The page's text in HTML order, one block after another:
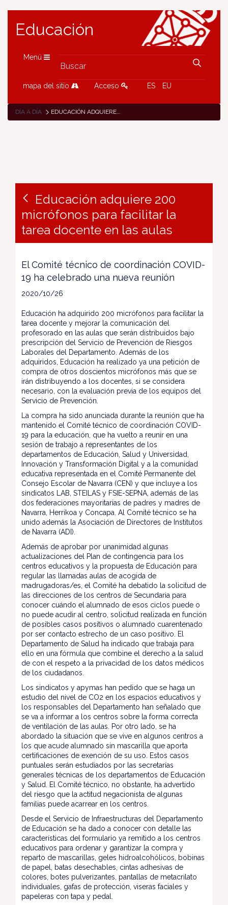
Educación
Menú
mapa del sitio Acceso ES EU
DÍA A DÍA EDUCACIÓN ADQUIERE 200 MICRÓFONOS PARA FACILITAR LA TAREA DOCENTE EN LAS AULAS
Educación adquiere 200
micrófonos para facilitar la
tarea docente en las aulas
El Comité técnico de coordinación COVID-
19 ha celebrado una nueva reunión
2020/10/26
Educación ha adquirido 200 micrófonos para facilitar la
tarea docente y mejorar la comunicación del
profesorado en las aulas que serán distribuidos bajo
prescripción del Servicio de Prevención de Riesgos
Laborales del Departamento. Además de los
adquiridos, Educación ha realizado ya una petición de
compra de otros doscientos micrófonos más que se
irán distribuyendo a los docentes, si se considera
necesario, con la evaluación previa de los equipos del
Servicio de Prevención.
La compra ha sido anunciada durante la reunión que ha
mantenido el Comité técnico de coordinación COVID-
19 para la educación, que ha vuelto a reunir en una
sesión de trabajo a representantes de los
departamentos de Educación, Salud y Universidad,
Innovación y Transformación Digital y a la comunidad
educativa representada en el Comité Permanente del
Consejo Escolar de Navarra (CEN) y que incluye a los
sindicatos LAB, STEILAS y FSIE-SEPNA, además de las
dos federaciones mayoritarias de padres y madres de
Navarra, Herrikoa y Concapa. Al Comité técnico se ha
unido además la Asociación de Directores de Institutos
de Navarra (ADI).
Además de aprobar por unanimidad algunas
actualizaciones del Plan de contingencia para los
centros educativos y la propuesta de Educación para
regular las llamadas aulas de acogida de
madrugadoras/es, el Comité ha debatido la solicitud de
las direcciones de los centros de Secundaria para
conocer cuándo el alumnado de esos ciclos puede o
no puede acudir al centro, solicitud realizada en función
de posibles casos positivos o alumnado cuarentenado
por ser contacto estrecho de un caso positivo. El
Departamento de Salud ha indicado que trabaja para
ello en una fórmula que combine el derecho a la salud
de con el respeto a la privacidad de los datos médicos
de los ciudadanos.
Los sindicatos y apymas han pedido que se haga un
estudio del nivel de CO2 en los espacios educativos y
los responsables del Departamento han señalado que
se va a informar a los centros sobre la forma correcta
de ventilación de las aulas. Por otro lado, se ha
abordado la situación que se vive en algunos centros a
los que acude alumnado sin mascarilla que aporta
certificaciones de exención de su uso. Estos casos
puntuales serán estudiados por las secretarías
generales técnicas de los departamentos de Educación
y Salud. El Comité técnico, no obstante, ha advertido
del riesgo que la actitud negacionista de algunas
familias puede acarrear en los centros.
Desde el Servicio de Infraestructuras del Departamento
de Educación se ha dado a conocer con detalle las
características del formulario ya remitido a los centros
educativos para ordenar y garantizar la compra y
reparto de mascarillas, geles hidroalcohólicos, bobinas
de papel, batas desechables, cintas adhesivas de
colores, botes pulverizantes, pantallas de metacrilato
individuales, gafas de protección, viseras faciales y
papeleras con tapa y pedal.